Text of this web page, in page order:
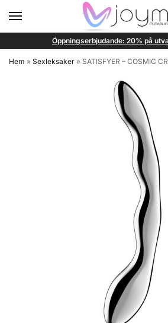
Öppningserbjudande: 20% på
Hem » Sexleksaker » SATISFYER – COSMIC